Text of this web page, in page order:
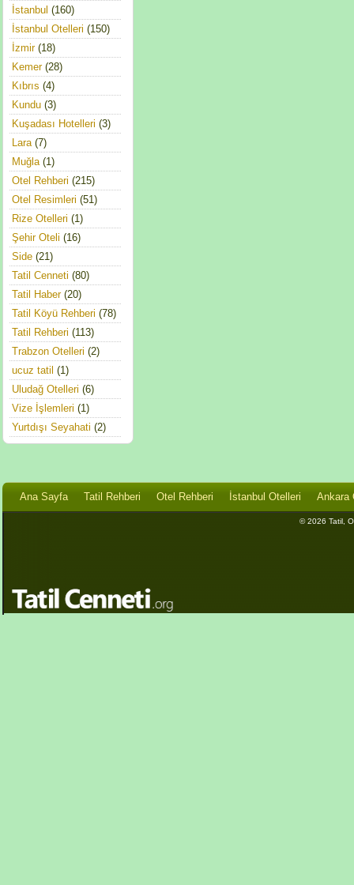
İstanbul (160)
İstanbul Otelleri (150)
İzmir(18)
Kemer(28)
Kıbrıs (4)
Kundu (3)
Kuşadası Hotelleri (3)
Lara(7)
Muğla(1)
Otel Rehberi (215)
Otel Resimleri (51)
Rize Otelleri (1)
Şehir Oteli (16)
Side (21)
Tatil Cenneti (80)
Tatil Haber(20)
Tatil Köyü Rehberi (78)
Tatil Rehberi (113)
Trabzon Otelleri (2)
ucuz tatil (1)
Uludağ Otelleri (6)
Vize İşlemleri (1)
Yurtdışı Seyahati (2)
Ana Sayfa Tatil Rehberi Otel Rehberi İstanbul Otelleri Ankara
© 2026 Tatil,